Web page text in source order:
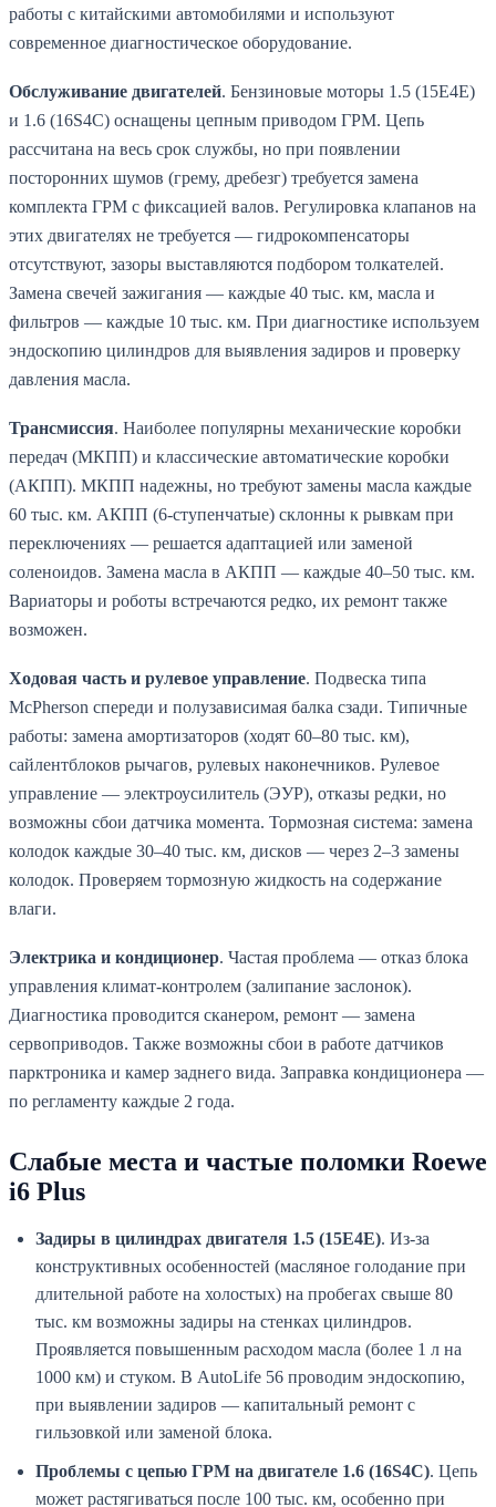
работы с китайскими автомобилями и используют
современное диагностическое оборудование.
Обслуживание двигателей. Бензиновые моторы 1.5 (15E4E)
и 1.6 (16S4C) оснащены цепным приводом ГРМ. Цепь
рассчитана на весь срок службы, но при появлении
посторонних шумов (грему, дребезг) требуется замена
комплекта ГРМ с фиксацией валов. Регулировка клапанов на
этих двигателях не требуется — гидрокомпенсаторы
отсутствуют, зазоры выставляются подбором толкателей.
Замена свечей зажигания — каждые 40 тыс. км, масла и
фильтров — каждые 10 тыс. км. При диагностике используем
эндоскопию цилиндров для выявления задиров и проверку
давления масла.
Трансмиссия. Наиболее популярны механические коробки
передач (МКПП) и классические автоматические коробки
(АКПП). МКПП надежны, но требуют замены масла каждые
60 тыс. км. АКПП (6-ступенчатые) склонны к рывкам при
переключениях — решается адаптацией или заменой
соленоидов. Замена масла в АКПП — каждые 40–50 тыс. км.
Вариаторы и роботы встречаются редко, их ремонт также
возможен.
Ходовая часть и рулевое управление. Подвеска типа
McPherson спереди и полузависимая балка сзади. Типичные
работы: замена амортизаторов (ходят 60–80 тыс. км),
сайлентблоков рычагов, рулевых наконечников. Рулевое
управление — электроусилитель (ЭУР), отказы редки, но
возможны сбои датчика момента. Тормозная система: замена
колодок каждые 30–40 тыс. км, дисков — через 2–3 замены
колодок. Проверяем тормозную жидкость на содержание
влаги.
Электрика и кондиционер. Частая проблема — отказ блока
управления климат-контролем (залипание заслонок).
Диагностика проводится сканером, ремонт — замена
сервоприводов. Также возможны сбои в работе датчиков
парктроника и камер заднего вида. Заправка кондиционера —
по регламенту каждые 2 года.
Слабые места и частые поломки Roewe
i6 Plus
Задиры в цилиндрах двигателя 1.5 (15E4E). Из-за
конструктивных особенностей (масляное голодание при
длительной работе на холостых) на пробегах свыше 80
тыс. км возможны задиры на стенках цилиндров.
Проявляется повышенным расходом масла (более 1 л на
1000 км) и стуком. В AutoLife 56 проводим эндоскопию,
при выявлении задиров — капитальный ремонт с
гильзовкой или заменой блока.
Проблемы с цепью ГРМ на двигателе 1.6 (16S4C). Цепь
может растягиваться после 100 тыс. км, особенно при